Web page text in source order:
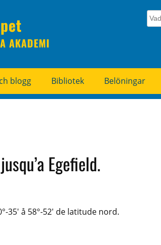
AKADEMI
blogg Bibliotek Belöningar
Egefield.
35′ å 58°-52′ de latitude nord.